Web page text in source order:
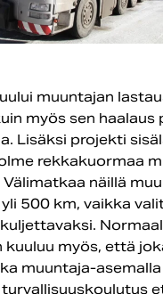
muuntajan
myös sen haalaus
Lisäksi projekti
rekkakuormaa
näillä
500 km, vaikka
myös, että
muuntaja-asemalla